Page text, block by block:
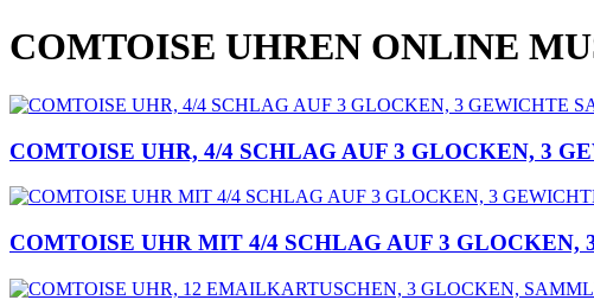
COMTOISE UHREN ONLINE
COMTOISE UHR, 4/4 SCHLAG AUF 3 GLOCKEN, 3
COMTOISE UHR MIT 4/4 SCHLAG AUF 3 GLOCKEN,